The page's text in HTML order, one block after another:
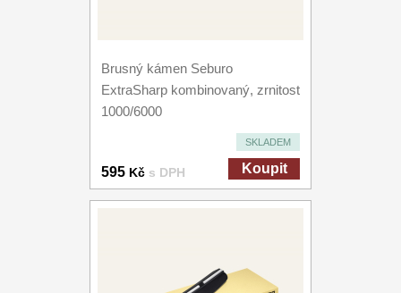
Brusný kámen Seburo
ExtraSharp kombinovaný, zrnitost
1000/6000
SKLADEM
595 Kč s DPH Koupit